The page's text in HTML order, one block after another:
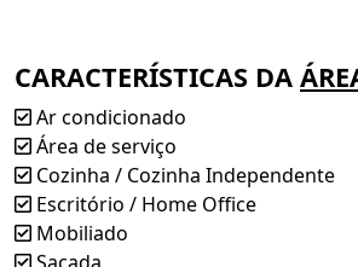
Agende uma visita ao seu NOVO Lar.
Mais informações:
PHILLIPE FERREIRA -
GESTOR IMOBILIÁRIO - CRECI 14254
CARACTERÍSTICAS DA
Ar condicionado
Área de serviço
Cozinha / Cozinha Independente
Escritório / Home Office
Mobiliado
Sacada